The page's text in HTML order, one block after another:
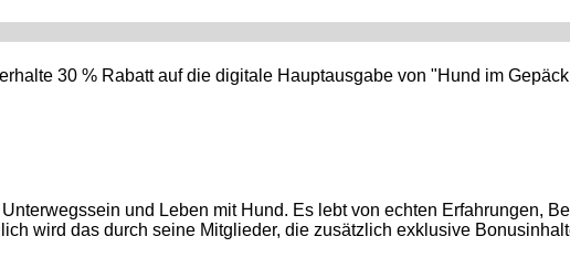
30 % Rabatt auf die digitale Hauptausgabe von "Hund im